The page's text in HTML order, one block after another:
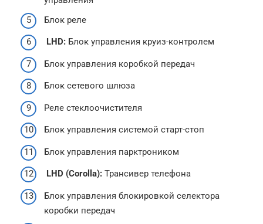
Блок реле
LHD: Блок управления круиз-контролем
Блок управления коробкой передач
Блок сетевого шлюза
Реле стеклоочистителя
Блок управления системой старт-стоп
Блок управления парктроником
LHD (Corolla): Трансивер телефона
Блок управления блокировкой селектора
коробки передач